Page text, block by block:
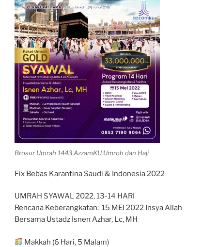
Brosur Umrah 1443 AzzamKU Umroh dan Haji
Fix Bebas Karantina Saudi & Indonesia 2022
UMRAH SYAWAL 2022, 13-14 HARI
Rencana Keberangkatan: 15 MEI 2022 Insya Allah
Bersama Ustadz Isnen Azhar, Lc, MH
Makkah (6 Hari, 5 Malam)